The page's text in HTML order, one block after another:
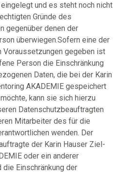
eingelegt und es steht noch nicht
Gründe des
gegenüber denen der
überwiegen.Sofern eine der
Voraussetzungen gegeben ist
Person die Einschränkung
Daten, die bei der Karin
AKADEMIE gespeichert
kann sie sich hierzu
Datenschutzbeauftragten
Mitarbeiter des für die
wenden. Der
der Karin Hauser Ziel-
oder ein anderer
Einschränkung der